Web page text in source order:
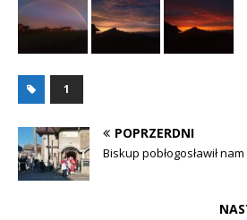
1
POPRZERDNI
Biskup pobłogosławił